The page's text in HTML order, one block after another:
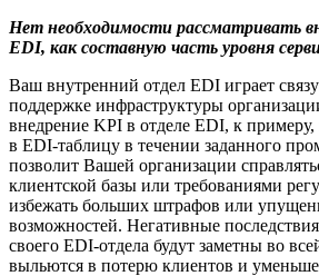
Нет необходимости рассматривать
EDI, как составную часть уровня
Ваш внутренний отдел EDI играет
поддержке инфраструктуры
внедрение KPI в отделе EDI, к
в EDI-таблицу в течении заданного
позволит Вашей организации
клиентской базы или требованиями
избежать больших штрафов или
возможностей. Негативные
своего EDI-отдела будут заметны во
выльются в потерю клиентов и